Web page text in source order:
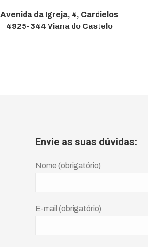
Avenida da Igreja, 4, Cardielos
4925-344 Viana do Castelo
Envie as suas dúvidas:
Nome (obrigatório)
E-mail (obrigatório)